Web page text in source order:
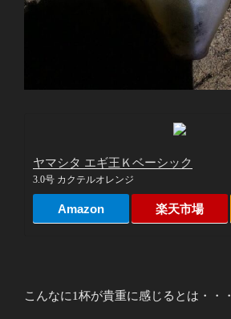
ヤマシタ エギ王Ｋベーシック
3.0号 カクテルオレンジ
Amazon 楽天市場
こんなに1杯が貴重に感じるとは・・・